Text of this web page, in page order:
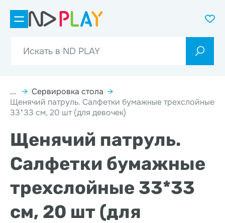
... → Сервировка стола →
Щенячий патруль. Салфетки бумажные трехслойные
33*33 см, 20 шт (для девочек)
Щенячий патруль.
Салфетки бумажные
трехслойные 33*33
см, 20 шт (для